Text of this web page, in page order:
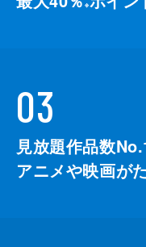
※
03
見放題作品数
アニメや映画が